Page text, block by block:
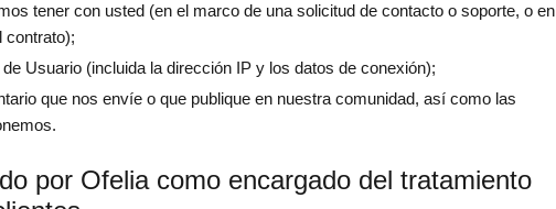
tener con usted (en el marco de una solicitud de contacto o soporte, o en
contrato);
Usuario (incluida la dirección IP y los datos de conexión);
que nos envíe o que publique en nuestra comunidad, así como las
por Ofelia como encargado del tratamiento